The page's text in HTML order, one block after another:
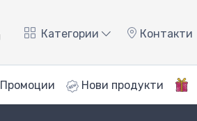
Категории Контакти
Промоции Нови продукти